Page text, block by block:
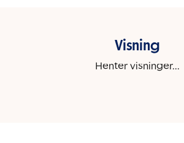
Visning
Henter visninger...